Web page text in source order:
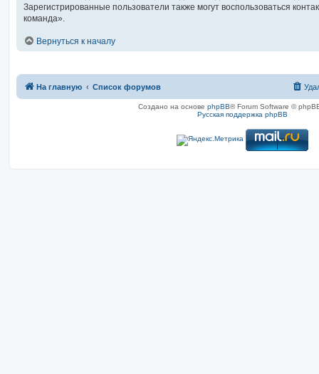
Зарегистрированные пользователи также могут воспользоваться
команда».
Вернуться к началу
На главную Список форумов
Создано на основе phpBB® Forum Software ©
Русская поддержка phpBB